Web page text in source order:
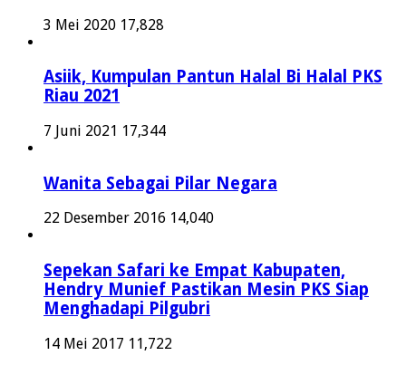
3 Mei 2020 17,828
Asiik, Kumpulan Pantun Halal Bi Halal PKS
Riau 2021
7 Juni 2021 17,344
Wanita Sebagai Pilar Negara
22 Desember 2016 14,040
Sepekan Safari ke Empat Kabupaten,
Hendry Munief Pastikan Mesin PKS Siap
Menghadapi Pilgubri
14 Mei 2017 11,722